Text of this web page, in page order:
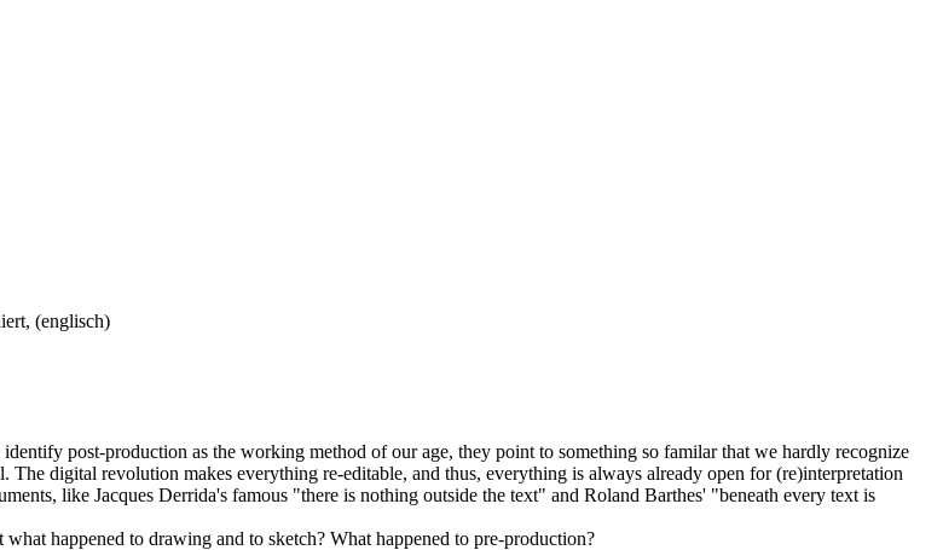
(englisch)
post-production as the working method of our age, they point to something so familar that we hardly recognize
digital revolution makes everything re-editable, and thus, everything is always already open for (re)interpretation
like Jacques Derrida's famous "there is nothing outside the text" and Roland Barthes' "beneath every text is
happened to drawing and to sketch? What happened to pre-production?